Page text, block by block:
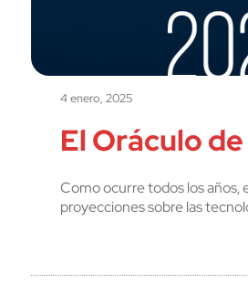
4 enero, 2025
El Oráculo
Como ocurre todos los años,
proyecciones sobre las